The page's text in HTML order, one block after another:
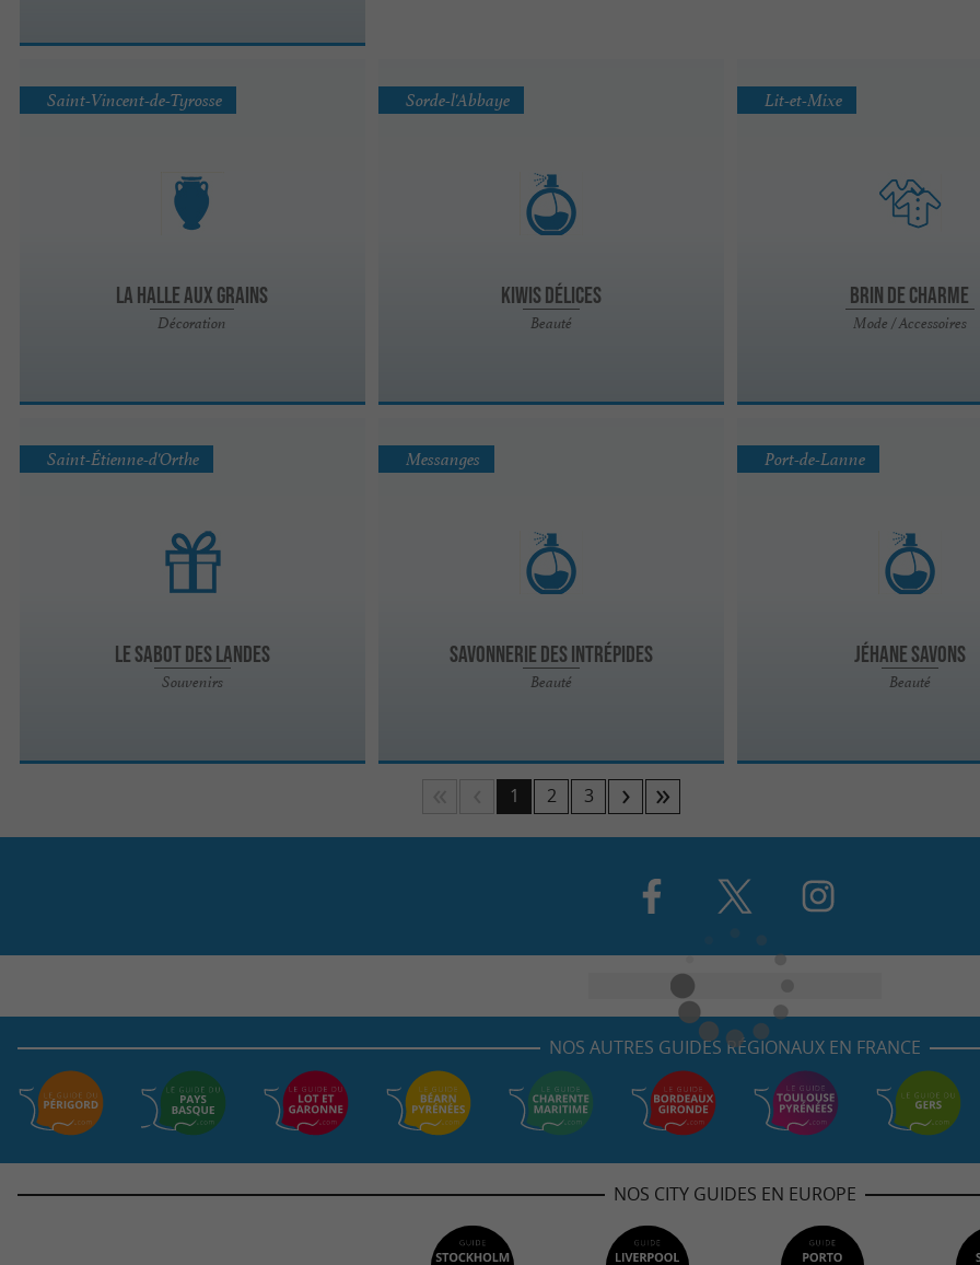
La Halle Aux Grains
Décoration
Saint-Vincent-de-Tyrosse
Kiwis Délices
Beauté
Sorde-l'Abbaye
Brin de Charme
Mode / Accessoires
Lit-et-Mixe
Le Sabot des Landes
Souvenirs
Saint-Étienne-d'Orthe
Savonnerie des Intrépides
Beauté
Messanges
Jéhane Savons
Beauté
Port-de-Lanne
1 2 3
NOS AUTRES GUIDES RÉGIONAUX EN FRANCE
NOS CITY GUIDES EN EUROPE